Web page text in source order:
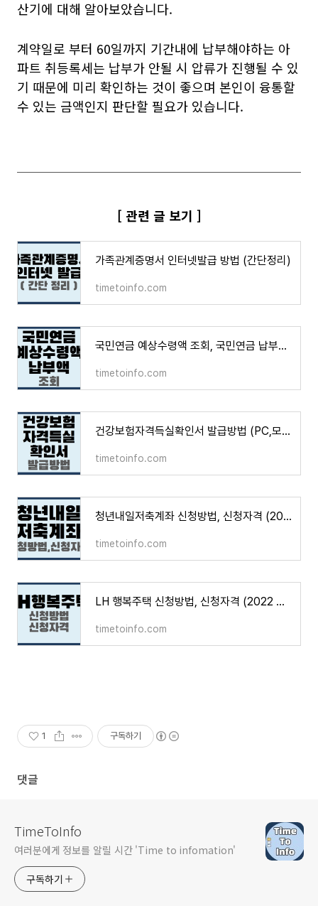
산기에 대해 알아보았습니다.
계약일로 부터 60일까지 기간내에 납부해야하는 아
파트 취등록세는 납부가 안될 시 압류가 진행될 수 있
기 때문에 미리 확인하는 것이 좋으며 본인이 융통할
수 있는 금액인지 판단할 필요가 있습니다.
[ 관련 글 보기 ]
가족관계증명서 인터넷발급 방법 (간단정리)
timetoinfo.com
국민연금 예상수령액 조회, 국민연금 납부액 조회
timetoinfo.com
건강보험자격득실확인서 발급방법 (PC,모바일)
timetoinfo.com
청년내일저축계좌 신청방법, 신청자격 (2022 최신)
timetoinfo.com
LH 행복주택 신청방법, 신청자격 (2022 최신정리)
timetoinfo.com
1 구독하기
댓글
TimeToInfo
여러분에게 정보를 알릴 시간 'Time to infomation'
구독하기